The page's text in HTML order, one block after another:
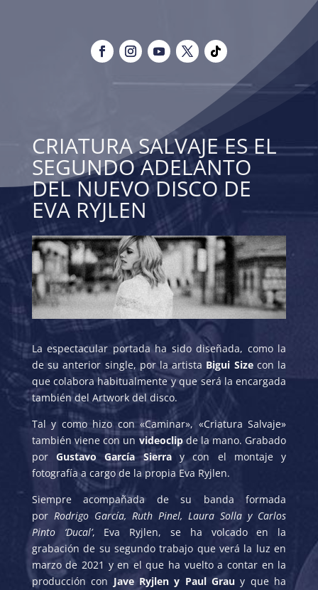
CRIATURA SALVAJE ES EL
SEGUNDO ADELANTO
DEL NUEVO DISCO DE
EVA RYJLEN
La espectacular portada ha sido diseñada, como la
de su anterior single, por la artista Bigui Size con la
que colabora habitualmente y que será la encargada
también del Artwork del disco.
Tal y como hizo con «Caminar», «Criatura Salvaje»
también viene con un videoclipde la mano. Grabado
porGustavo García Sierray con el montaje y
fotografía a cargo de la propia Eva Ryjlen.
Siempre acompañada de su banda formada
por Rodrigo García, Ruth Pinel, Laura Solla y Carlos
Pinto ‘Ducal’, Eva Ryjlen, se ha volcado en la
grabación de su segundo trabajo que verá la luz en
marzo de 2021 y en el que ha vuelto a contar en la
producción con Jave Ryjlen y Paul Grau y que ha